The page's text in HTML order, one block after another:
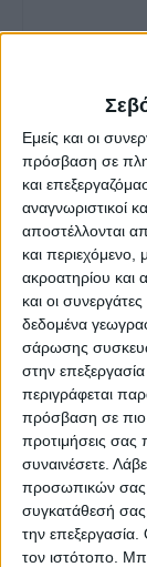
Εμείς και οι
πρόσβαση σε
και
αναγνωριστικοί
αποστέλλονται
και περιεχόμενο,
ακροατηρίου και
και οι
δεδομένα
σάρωσης
στην
περιγράφεται
πρόσβαση σε πιο
προτιμήσεις σας
συναινέσετε.
προσωπικών σας
συγκατάθεσή
την
τον ιστότοπο.
Η Αρχαιότερη
ΠΑΡΟΜΟΙΑ